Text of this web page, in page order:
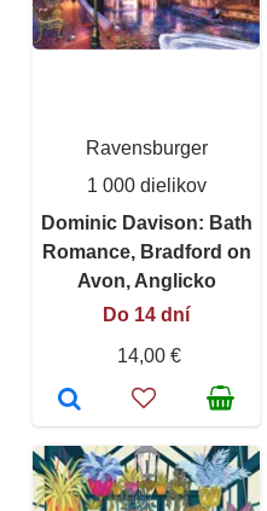
Ravensburger
1 000 dielikov
Dominic Davison: Bath
Romance, Bradford on
Avon, Anglicko
Do 14 dní
14,00 €